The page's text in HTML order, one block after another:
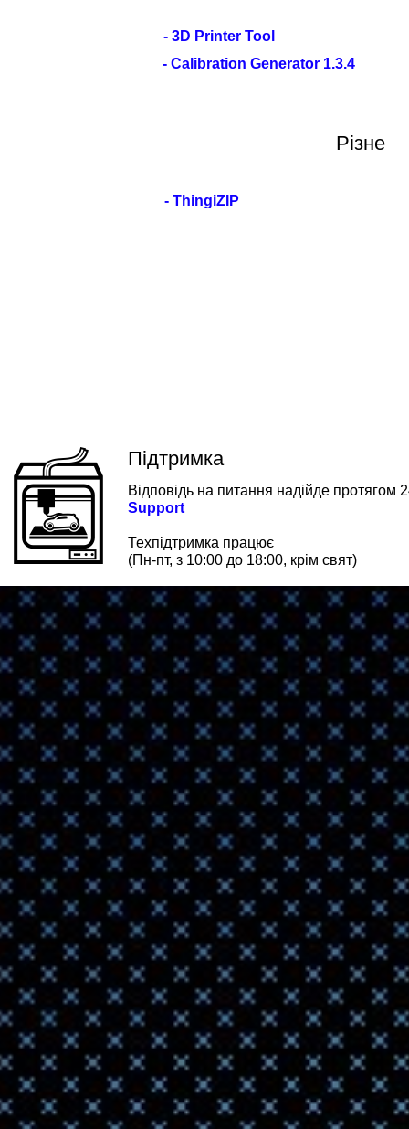
- 3D Printer Tool
- Calibration Generator 1.3.4
Відповідь на питання надійде протягом
Support
Техпідтримка працює
(Пн-пт, з 10:00 до 18:00, крім свят)
Підтримка
Різне
- ThingiZIP